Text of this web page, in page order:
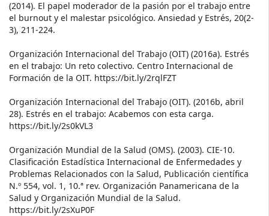
(2014). El papel moderador de la pasión por el trabajo entre
el burnout y el malestar psicológico. Ansiedad y Estrés, 20(2-
3), 211-224.
Organización Internacional del Trabajo (OIT) (2016a). Estrés
en el trabajo: Un reto colectivo. Centro Internacional de
Formación de la OIT. https://bit.ly/2rqlFZT
Organización Internacional del Trabajo (OIT). (2016b, abril
28). Estrés en el trabajo: Acabemos con esta carga.
https://bit.ly/2s0kVL3
Organización Mundial de la Salud (OMS). (2003). CIE-10.
Clasificación Estadística Internacional de Enfermedades y
Problemas Relacionados con la Salud, Publicación científica
N.º 554, vol. 1, 10.ª rev. Organización Panamericana de la
Salud y Organización Mundial de la Salud.
https://bit.ly/2sXuP0F